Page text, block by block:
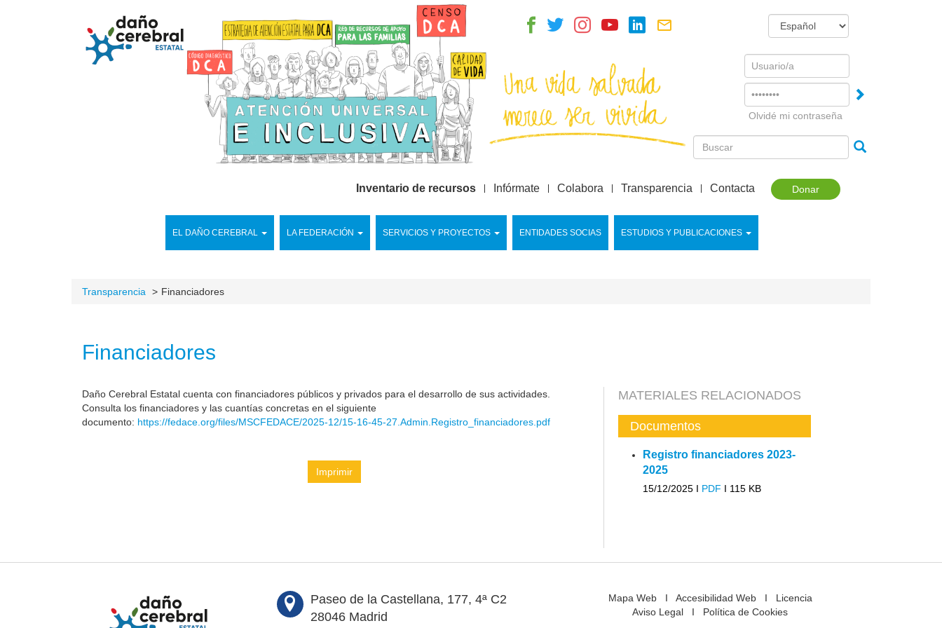
Username
Olvidé mi contraseña
Donar
EL DAÑO CEREBRAL LA FEDERACIÓN SERVICIOS Y PROYECTOS ENTIDADES SOCIAS ESTUDIOS Y PUBLICACIONES
Inventario de recursos Infórmate Colabora Transparencia Contacta
Transparencia Financiadores
Financiadores
Daño Cerebral Estatal cuenta con financiadores públicos y privados para el desarrollo de sus actividades.
Consulta los financiadores y las cuantías concretas en el siguiente
documento: https://fedace.org/files/MSCFEDACE/2025-12/15-16-45-27.Admin.Registro_financiadores.pdf
Imprimir
MATERIALES RELACIONADOS
Documentos
Registro financiadores 2023-
2025
15/12/2025 I PDF I 115 KB
Paseo de la Castellana, 177, 4ª C2
28046 Madrid
Mapa WebI Accesibilidad WebI Licencia
Aviso Legal I Política de Cookies